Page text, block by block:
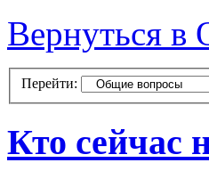
Вернуться
Перейти:
Кто сейчас